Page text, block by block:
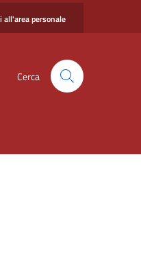
all'area personale
Cerca